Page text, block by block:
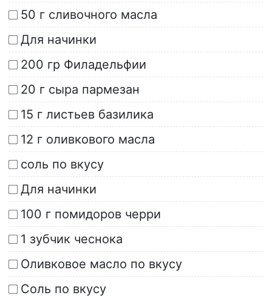
50 г сливочного масла
Для начинки
200 гр Филадельфии
20 г сыра пармезан
15 г листьев базилика
12 г оливкового масла
соль по вкусу
Для начинки
100 г помидоров черри
1 зубчик чеснока
Оливковое масло по вкусу
Соль по вкусу